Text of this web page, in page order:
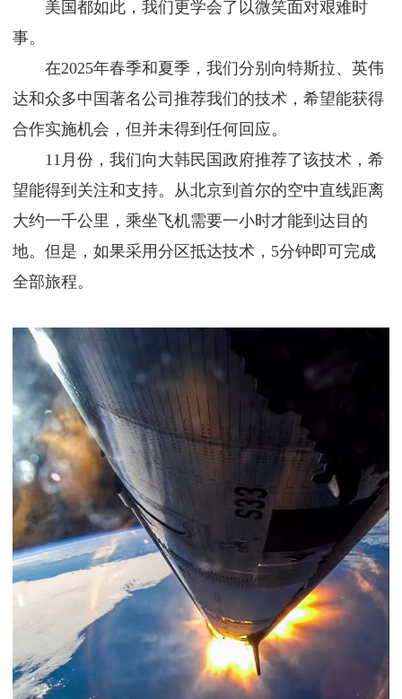
美国都如此，我们更学会了以微笑面对艰难时
事。
在2025年春季和夏季，我们分别向特斯拉、英伟
达和众多中国著名公司推荐我们的技术，希望能获得
合作实施机会，但并未得到任何回应。
11月份，我们向大韩民国政府推荐了该技术，希
望能得到关注和支持。从北京到首尔的空中直线距离
大约一千公里，乘坐飞机需要一小时才能到达目的
地。但是，如果采用分区抵达技术，5分钟即可完成
全部旅程。